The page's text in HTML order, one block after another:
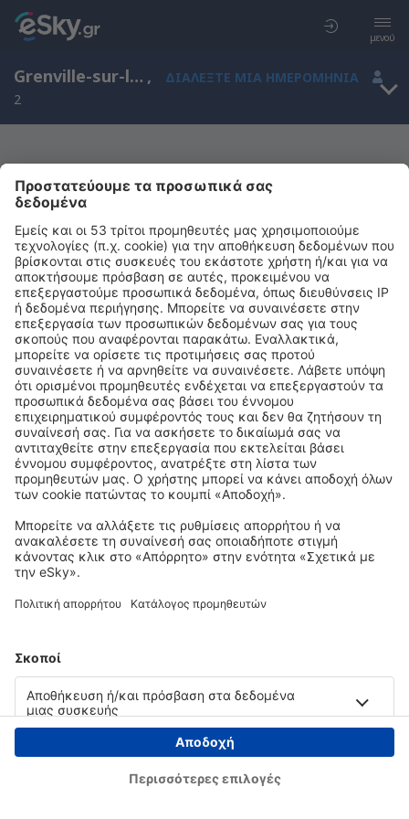
μενού
Grenville-sur-la-Rouge, Québec, Καναδάς ,
ΔΙΑΛΈΞΤΕ ΜΙΑ ΗΜΕΡΟΜΗΝΊΑ
2
Μας συγχωρείτε, δεν υπάρχουν
αποτελέσματα για την αναζήτησή σας
Προσπαθήστε να κάνετε αναζήτηση με διαφορετικά κριτήρια
Copyright © eSky.gr. Με την επιφύλαξη παντός νομίμου δικαιώματος.